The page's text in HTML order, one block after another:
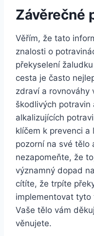
Závěrečné
Věřím, že tato
znalosti o
překyselení
cesta je často
zdraví a rovnováhy
škodlivých potravin
alkalizujících
klíčem k prevenci
pozorní na své tělo
nezapomeňte, že
významný dopad
cítíte, že trpíte
implementovat tyto
Vaše tělo vám
věnujete.